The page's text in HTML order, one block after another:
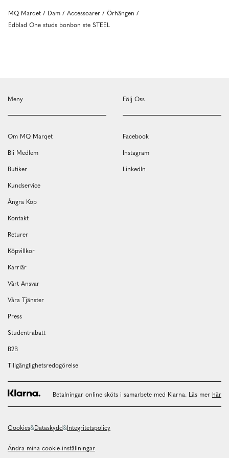
MQ Marqet Dam Accessoarer
Örhängen
Edblad One studs bonbon ste STEEL
Meny
Om MQ Marqet
Bli Medlem
Butiker
Kundservice
Ångra Köp
Kontakt
Returer
Köpvillkor
Karriär
Vårt Ansvar
Våra Tjänster
Press
Studentrabatt
B2B
Tillgänglighetsredogörelse
Följ Oss
Facebook
Instagram
LinkedIn
Betalningar online sköts i samarbete med Klarna. Läs mer här
Cookies Dataskydd Integritetspolicy
Ändra mina cookie-inställningar